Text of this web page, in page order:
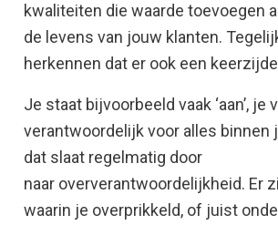
kwaliteiten die waarde toevoegen
de levens van jouw klanten.
herkennen dat er ook een
Je staat bijvoorbeeld vaak ‘aan’, je
verantwoordelijk voor alles binnen
dat slaat regelmatig door
naar oververantwoordelijkheid. Er
waarin je overprikkeld, of juist